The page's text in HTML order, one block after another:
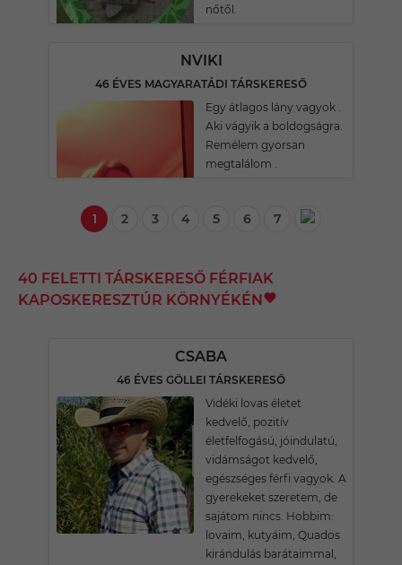
nőtől.
NVIKI
46 ÉVES MAGYARATÁDI TÁRSKERESŐ
Egy átlagos lány vagyok .
Aki vágyik a boldogságra.
Remélem gyorsan
megtalálom .
1 2 3 4 5 6 7
40 FELETTI TÁRSKERESŐ FÉRFIAK
KAPOSKERESZTÚR KÖRNYÉKÉN
CSABA
46 ÉVES GÖLLEI TÁRSKERESŐ
Vidéki lovas életet
kedvelő, pozitív
életfelfogású, jóindulatú,
vidámságot kedvelő,
egészséges férfi vagyok. A
gyerekeket szeretem, de
sajátom nincs. Hobbim:
lovaim, kutyáim, Quados
kirándulás barátaimmal,